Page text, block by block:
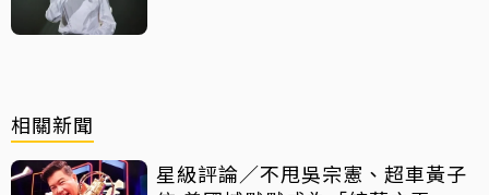
相關新聞
星級評論／不甩吳宗憲、超車黃子